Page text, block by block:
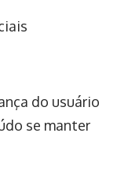
do usuário
se manter